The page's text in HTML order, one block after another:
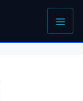
Menü